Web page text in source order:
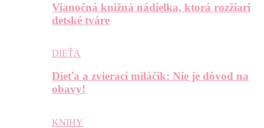
Vianočná knižná nádielka, ktorá rozžiari
detské tváre
DIEŤA
Dieťa a zvierací miláčik: Nie je dôvod na
obavy!
KNIHY